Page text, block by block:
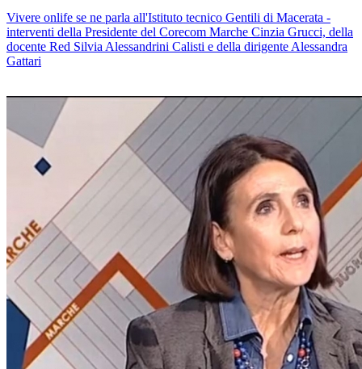
Vivere onlife se ne parla all'Istituto tecnico Gentili di Macerata -
interventi della Presidente del Corecom Marche Cinzia Grucci, della
docente Red Silvia Alessandrini Calisti e della dirigente Alessandra
Gattari